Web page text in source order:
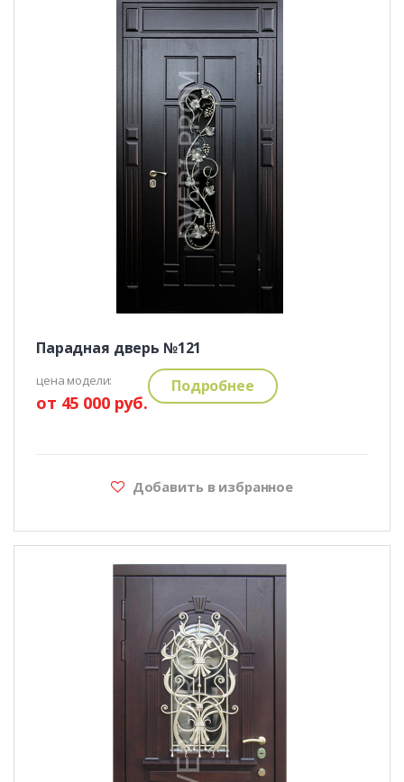
Парадная дверь №121
цена модели:
от 45 000 руб.
Подробнее
Добавить в избранное